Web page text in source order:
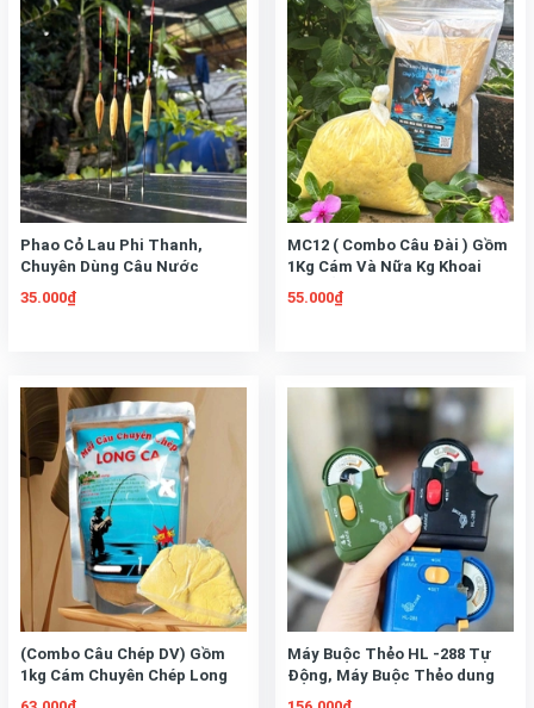
Phao Cỏ Lau Phi Thanh,
Chuyên Dùng Câu Nước
Nông, Câu Lửng, Cá Nhát
35.000₫
MC12 ( Combo Câu Đài ) Gồm
1Kg Cám Và Nữa Kg Khoai
Lang Ủ Bơ Sữa Dùng Câu
Chép Trôi Mè, Trắm, Rô Phi..
55.000₫
(Combo Câu Chép DV) Gồm
1kg Cám Chuyên Chép Long
Ca Kết Hợp Với Nữa Kí Khoai
Máy Buộc Thẻo HL -288 Tự
Động, Máy Buộc Thẻo dung
pin, Tặng Kèm Pin